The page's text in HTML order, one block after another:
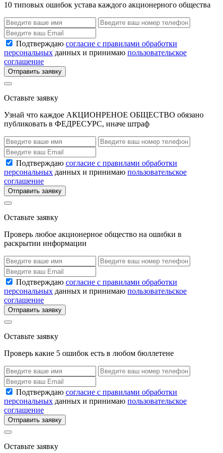
10 типовых ошибок устава каждого акционерного общества
Подтверждаю согласие с правилами обработки
персональных данных и принимаю пользовательское
соглашение
Отправить заявку
Оставьте заявку
Узнай что каждое АКЦИОНРЕНОЕ ОБЩЕСТВО обязано
публиковать в ФЕДРЕСУРС, иначе штраф
Подтверждаю согласие с правилами обработки
персональных данных и принимаю пользовательское
соглашение
Отправить заявку
Оставьте заявку
Проверь любое акционерное общество на ошибки в
раскрытии информации
Подтверждаю согласие с правилами обработки
персональных данных и принимаю пользовательское
соглашение
Отправить заявку
Оставьте заявку
Проверь какие 5 ошибок есть в любом бюллетене
Подтверждаю согласие с правилами обработки
персональных данных и принимаю пользовательское
соглашение
Отправить заявку
Оставьте заявку